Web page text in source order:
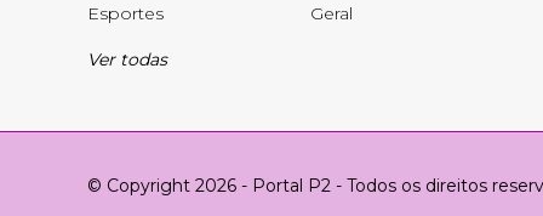
Esportes Geral
Ver todas
© Copyright 2026 - Portal P2 - Todos os direitos